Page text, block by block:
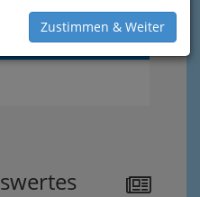
Zustimmen & Weiter
- medizinische